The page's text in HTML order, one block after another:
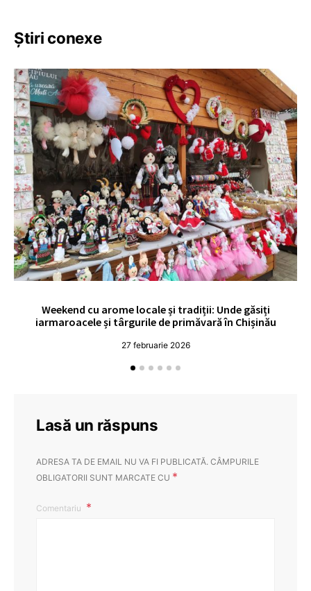
Știri conexe
Weekend cu arome locale și tradiții: Unde găsiți
iarmaroacele și târgurile de primăvară în Chișinău
27 februarie 2026
Lasă un răspuns
ADRESA TA DE EMAIL NU VA FI PUBLICATĂ. CÂMPURILE
OBLIGATORII SUNT MARCATE CU *
Comentariu